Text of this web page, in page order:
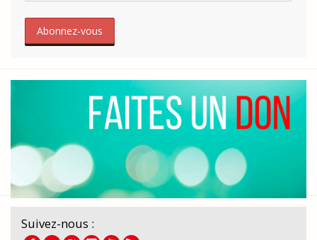
Suivez-nous :